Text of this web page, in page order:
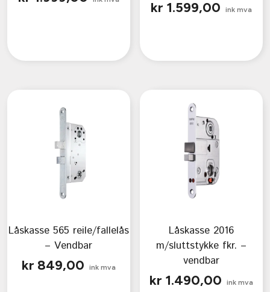
kr 1.599,00 ink mva
Låskasse 565 reile/fallelås
– Vendbar
kr 849,00 ink mva
Låskasse 2016
m/sluttstykke fkr. –
vendbar
kr 1.490,00 ink mva